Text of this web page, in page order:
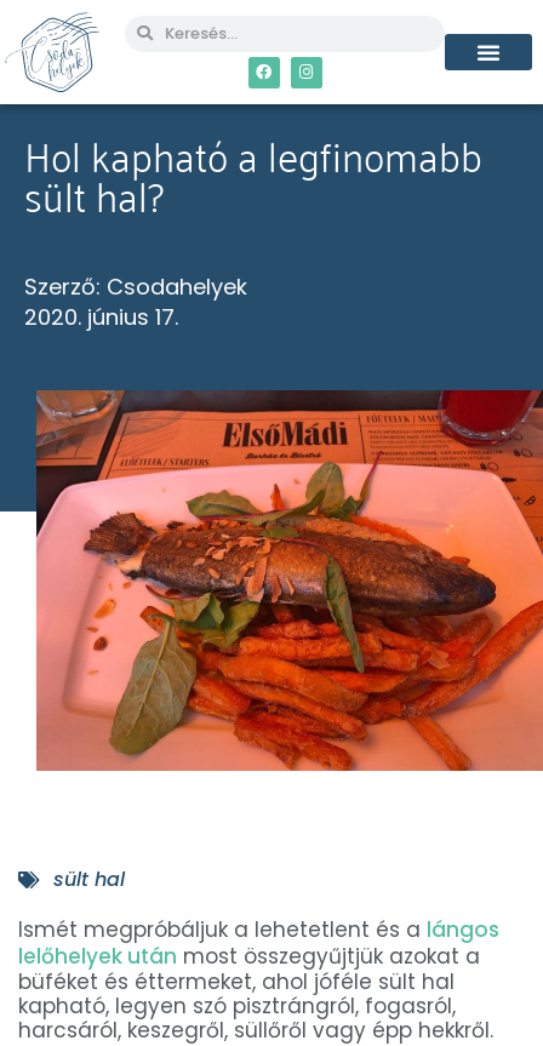
Hol kapható a legfinomabb
sült hal?
Szerző: Csodahelyek
2020. június 17.
sült hal
Ismét megpróbáljuk a lehetetlent és a lángos
lelőhelyek után most összegyűjtjük azokat a
büféket és éttermeket, ahol jóféle sült hal
kapható, legyen szó pisztrángról, fogasról,
harcsáról, keszegről, süllőről vagy épp hekkről.